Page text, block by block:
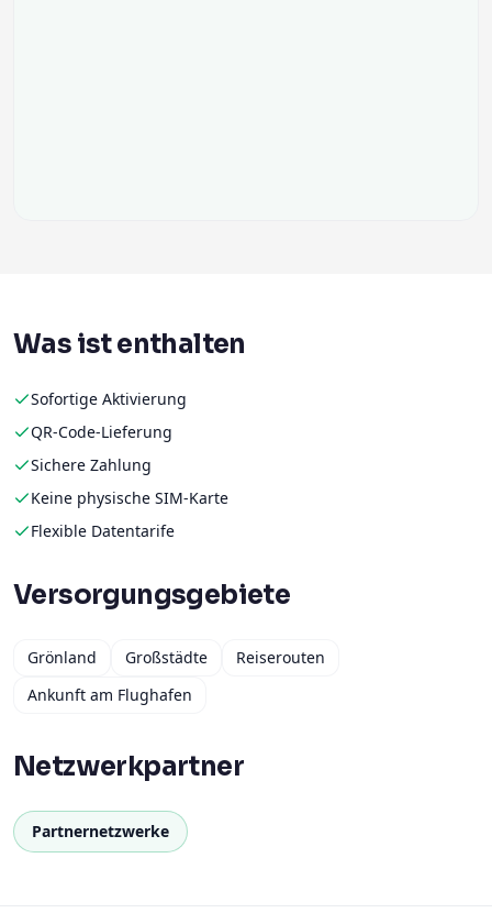
Was ist enthalten
Sofortige Aktivierung
QR-Code-Lieferung
Sichere Zahlung
Keine physische SIM-Karte
Flexible Datentarife
Versorgungsgebiete
Grönland Großstädte
Reiserouten
Ankunft am Flughafen
Netzwerkpartner
Partnernetzwerke